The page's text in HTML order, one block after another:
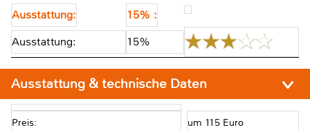
Ausstattung:
15% :
Ausstattung:
15%
Ausstattung & technische Daten
Preis: um 115 Euro